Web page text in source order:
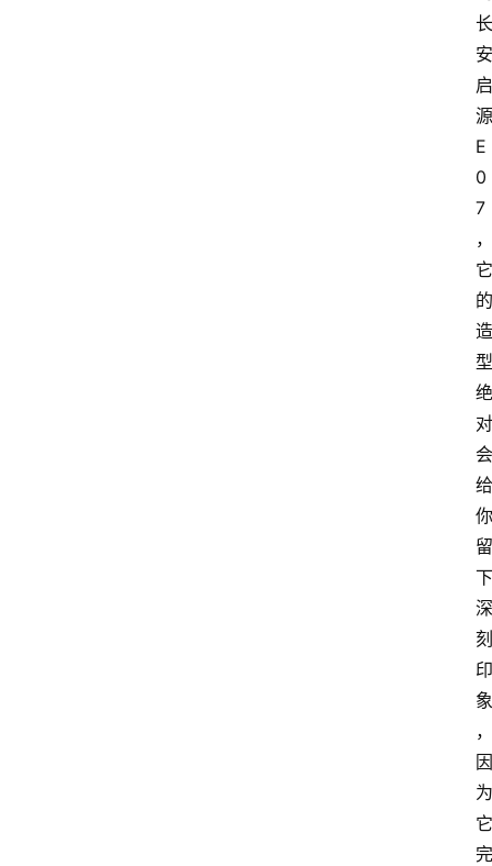
长
安
启
源
E
0
7
，
它
的
造
型
绝
对
会
给
你
留
下
深
刻
印
象
，
因
为
它
完